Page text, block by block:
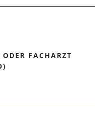
FACHARZT